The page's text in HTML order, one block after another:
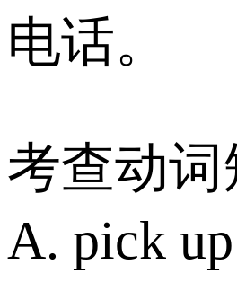
电话。
考查动词
A. pick